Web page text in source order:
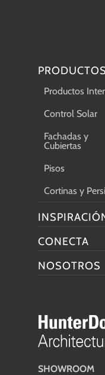
SHOWROOM
PRODUCTOS
Productos
Control Solar
Fachadas y
Cubiertas
Pisos
Cortinas y
CONECTA
NOSOTROS